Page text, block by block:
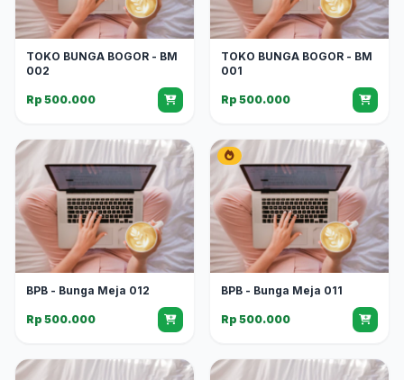
TOKO BUNGA BOGOR - BM
002
Rp 500.000
TOKO BUNGA BOGOR - BM
001
Rp 500.000
BPB - Bunga Meja 012
Rp 500.000
BPB - Bunga Meja 011
Rp 500.000